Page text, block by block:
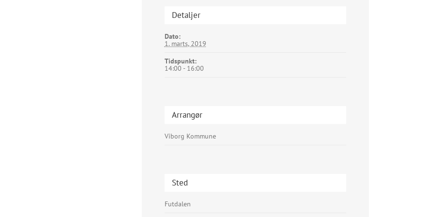
Detaljer
Dato:
1. marts, 2019
Tidspunkt:
14:00 - 16:00
Arrangør
Viborg Kommune
Sted
Futdalen